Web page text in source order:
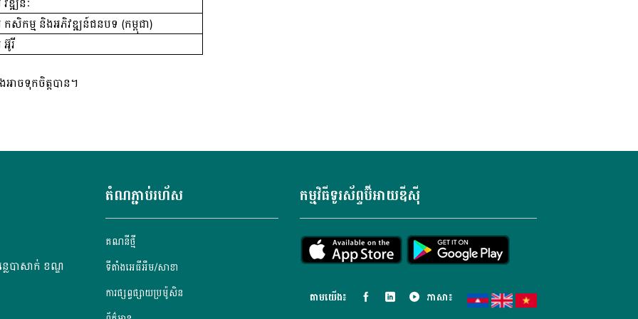
វឌ្ឍនៈ
កសិកម្ម​ និង​អភិវឌ្ឍន៍ជនបទ​ (​កម្ពុជា​)
អ៊ូរី
ាចទុកចិត្តបាន។
េបាសាក់ ខណ្ឌ
តំណភ្ជាប់រហ័ស
គណនី​ថ្មី
ទីតាំងអេធីអឹម/សាខា
ការផ្សព្វផ្សាយប្រម៉ូសិន
កម្មវិធីទូរស័ព្ទប៊ីអាយឌីស៊ី
ភាសា៖
តាម​យើង៖